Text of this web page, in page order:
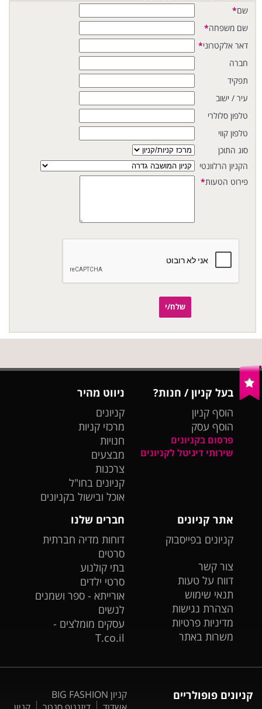
שם*
שם משפחה*
דאר אלקטרוני*
חברה
תפקיד
עיר / ישוב
טלפון סלולרי
טלפון קווי
סוג התוכן
הקניון הרלוונטי
פירוט הטעות*
שלח/י
בעל קניון / חנות?
הוסף קניון
הוסף עסק
פרסום בקניונים
שירותי דיגיטל לקניונים
ניווט מהיר
קניונים
מרכזי קניות
חנויות
מבצעים
צרכנות
קניונים בחו"ל
אוכל ובישול בקניונים
אתר קניונים
קניונים בפייסבוק
צור קשר
דווח על טעות
תנאי שימוש
הצהרת נגישות
מדיניות פרטיות
משרות באתר
חברים שלנו
דוחות מדיה חברתית
סרטים
בתי קולנוע
סרטי ילדים
אורייתא - ספר ושמנים
לנשים
עסקים מומלצים -
T.co.il
קניונים פופולריים
קניון BIG FASHION